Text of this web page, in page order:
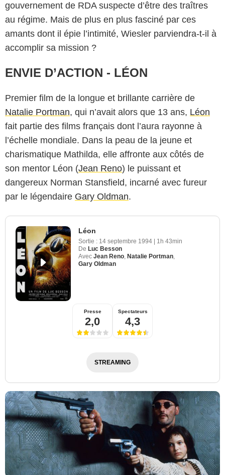
gouvernement de RDA suspecte d’être des traîtres
au régime. Mais de plus en plus fasciné par ces
amants dont il épie l’intimité, Wiesler parviendra-t-il à
accomplir sa mission ?
ENVIE D’ACTION - LÉON
Premier film de la longue et brillante carrière de
Natalie Portman, qui n’avait alors que 13 ans, Léon
fait partie des films français dont l’aura rayonne à
l’échelle mondiale. Dans la peau de la jeune et
charismatique Mathilda, elle affronte aux côtés de
son mentor Léon (Jean Reno) le puissant et
dangereux Norman Stansfield, incarné avec fureur
par le légendaire Gary Oldman.
Léon
Sortie : 14 septembre 1994
1h 43min
De Luc Besson
Avec Jean Reno, Natalie Portman,
Gary Oldman
Presse
2,0
Spectateurs
4,3
STREAMING
Prime Video